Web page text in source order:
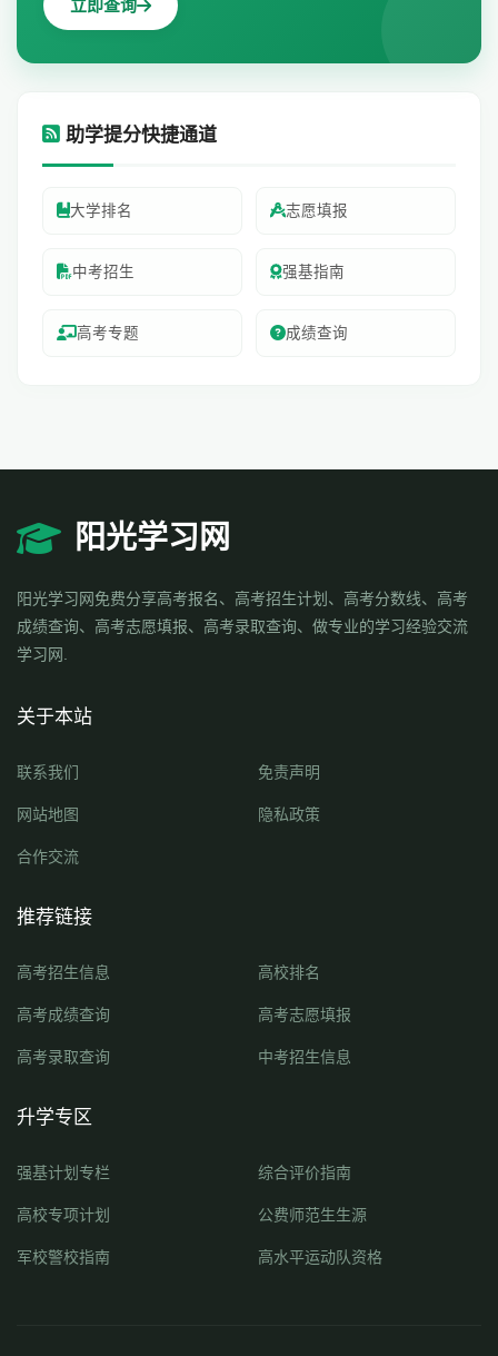
立即查询
助学提分快捷通道
大学排名 志愿填报
中考招生 强基指南
高考专题 成绩查询
阳光学习网
阳光学习网免费分享高考报名、高考招生计划、高考分数线、高考
成绩查询、高考志愿填报、高考录取查询、做专业的学习经验交流
学习网.
关于本站
联系我们 免责声明
网站地图 隐私政策
合作交流
推荐链接
高考招生信息 高校排名
高考成绩查询 高考志愿填报
高考录取查询 中考招生信息
升学专区
强基计划专栏 综合评价指南
高校专项计划 公费师范生生源
军校警校指南 高水平运动队资格